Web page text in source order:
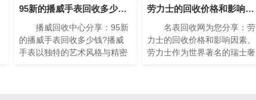
95新的播威手表回收多少钱?(高价回收指南)
播威回收中心分享：95新
的播威手表回收多少钱?播威
手表以独特的艺术风格与精密
劳力士的回收价格和影响因素(影响劳力士回收价格的因素)
名表回收网为您分享：劳
力士的回收价格和影响因素。
劳力士作为世界著名的瑞士奢